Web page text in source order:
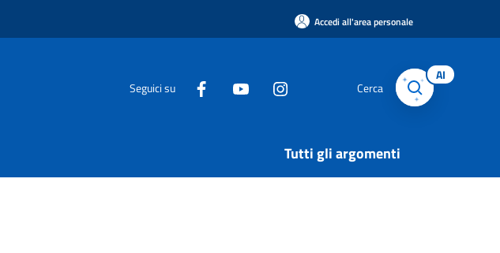
Accedi all'area personale
Seguici su Cerca
AI
Tutti gli argomenti